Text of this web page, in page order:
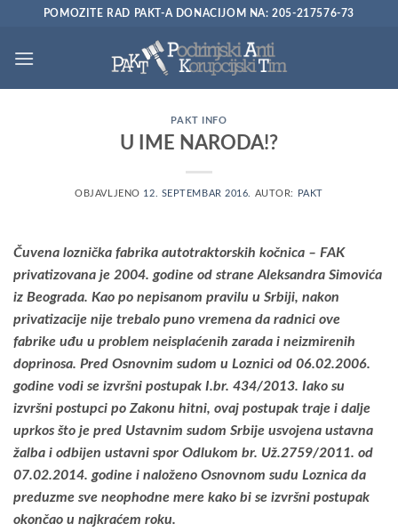
Preskoči
sadržaj
POMOZITE RAD PAKT-A DONACIJOM NA: 205-217576-73
PAKT INFO
U IME NARODA!?
OBJAVLJENO 12. SEPTEMBAR 2016. AUTOR: PAKT
Čuvena loznička fabrika autotraktorskih kočnica – FAK
privatizovana je 2004. godine od strane Aleksandra Simovića
iz Beograda. Kao po nepisanom pravilu u Srbiji, nakon
privatizacije nije trebalo puno vremena da radnici ove
fabrike uđu u problem neisplaćenih zarada i neizmirenih
doprinosa. Pred Osnovnim sudom u Loznici od 06.02.2006.
godine vodi se izvršni postupak I.br. 434/2013. Iako su
izvršni postupci po Zakonu hitni, ovaj postupak traje i dalje
uprkos što je pred Ustavnim sudom Srbije usvojena ustavna
žalba i odbijen ustavni spor Odlukom br. Už.2759/2011. od
07.02.2014. godine i naloženo Osnovnom sudu Loznica da
preduzme sve neophodne mere kako bi se izvršni postupak
okončao u najkraćem roku.